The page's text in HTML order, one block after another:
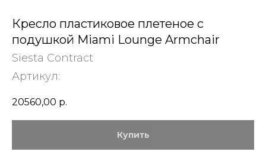
Кресло пластиковое плетеное с
подушкой Miami Lounge Armchair
Siesta Contract
Артикул:
20560,00 р.
Купить